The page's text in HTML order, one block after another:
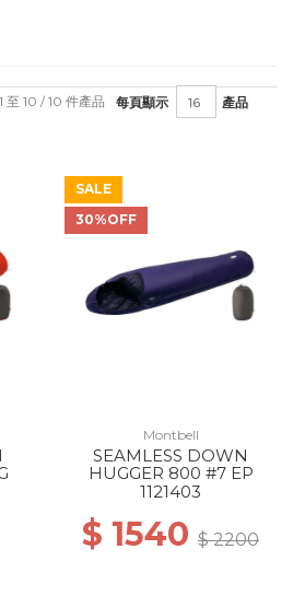
每頁顯示 產品
1 至 10 / 10 件產品
SALE
30%OFF
Montbell
SEAMLESS DOWN
HUGGER 800 #7 EP
1121403
$ 1540 $ 2200